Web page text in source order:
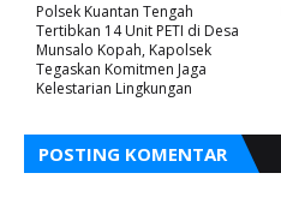
Polsek Kuantan Tengah
Tertibkan 14 Unit PETI di Desa
Munsalo Kopah, Kapolsek
Tegaskan Komitmen Jaga
Kelestarian Lingkungan
POSTING KOMENTAR